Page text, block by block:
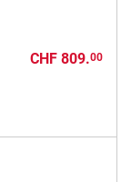
CHF 809.00